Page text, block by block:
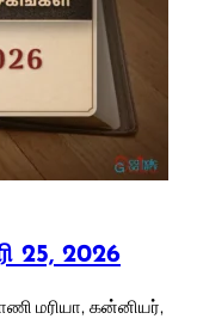
25, 2026
மரியா, கன்னியர்,